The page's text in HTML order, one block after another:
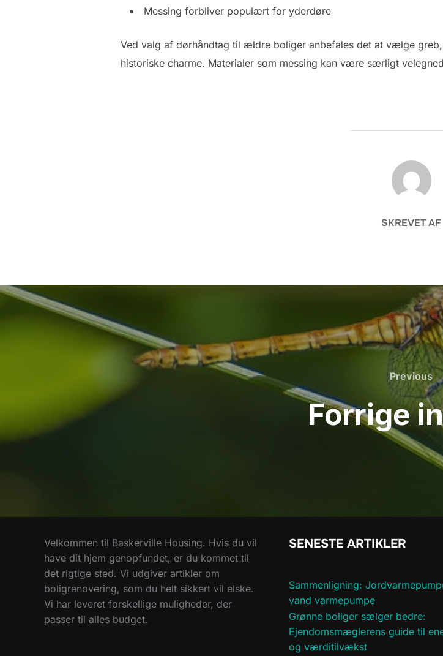
Messing forbliver populært for yderdøre
Ved valg af dørhåndtag til ældre boliger anbefales det at vælge
historiske charme. Materialer som messing kan være særligt
FORFATTER
SKREVET AF
Indlægsnavigation
Previous
Forrige
Velkommen til Baskerville Housing. Hvis du vil
have dit hjem genopfundet, er du kommet til
det rigtige sted. Vi udgiver artikler om
boligrenovering, som du helt sikkert vil elske.
Vi har leveret forskellige muligheder, der
passer til alles budget.
SENESTE ARTIKLER
Sammenligning:
vand varmepumpe
Grønne boliger sælger bedre:
Ejendomsmæglerens guide til
og værditilvækst